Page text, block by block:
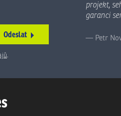
Odeslat
.
projekt,
garanci
Petr